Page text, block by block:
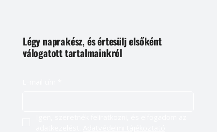
Légy naprakész, és értesülj elsőként
válogatott tartalmainkról